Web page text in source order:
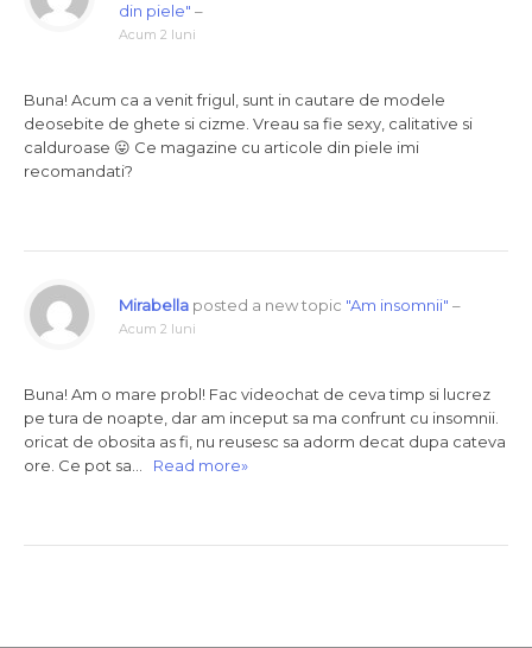
din piele" –
Acum 2 luni
Buna! Acum ca a venit frigul, sunt in cautare de modele
deosebite de ghete si cizme. Vreau sa fie sexy, calitative si
calduroase 😛 Ce magazine cu articole din piele imi
recomandati?
Mirabella posted a new topic "Am insomnii" –
Acum 2 luni
Buna! Am o mare probl! Fac videochat de ceva timp si lucrez
pe tura de noapte, dar am inceput sa ma confrunt cu insomnii.
oricat de obosita as fi, nu reusesc sa adorm decat dupa cateva
ore. Ce pot sa… Read more»